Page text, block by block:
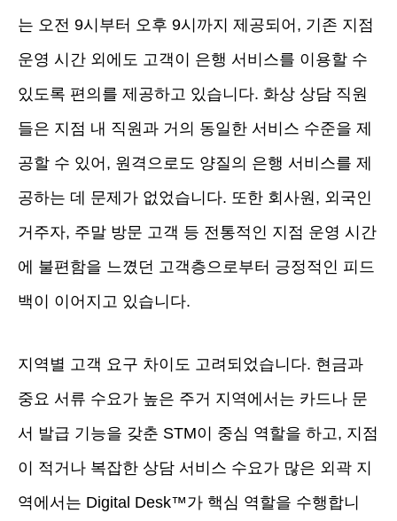
는 오전 9시부터 오후 9시까지 제공되어, 기존 지점
운영 시간 외에도 고객이 은행 서비스를 이용할 수
있도록 편의를 제공하고 있습니다. 화상 상담 직원
들은 지점 내 직원과 거의 동일한 서비스 수준을 제
공할 수 있어, 원격으로도 양질의 은행 서비스를 제
공하는 데 문제가 없었습니다. 또한 회사원, 외국인
거주자, 주말 방문 고객 등 전통적인 지점 운영 시간
에 불편함을 느꼈던 고객층으로부터 긍정적인 피드
백이 이어지고 있습니다.
지역별 고객 요구 차이도 고려되었습니다. 현금과
중요 서류 수요가 높은 주거 지역에서는 카드나 문
서 발급 기능을 갖춘 STM이 중심 역할을 하고, 지점
이 적거나 복잡한 상담 서비스 수요가 많은 외곽 지
역에서는 Digital Desk™가 핵심 역할을 수행합니